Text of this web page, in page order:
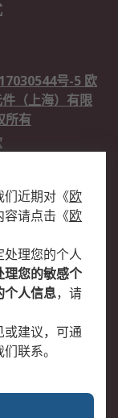
号-5 欧
（上海）有限
所有
们近期对 《欧
容请点击 《欧
处理您的个人
理您的敏感个
个人信息，请
或建议，可通
联系。